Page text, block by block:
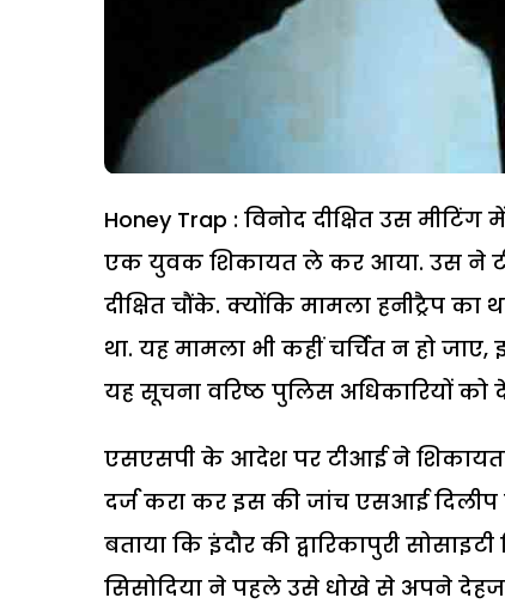
Honey Trap : विनोद दीक्षित उस
एक युवक शिकायत ले कर आया. उस ने
दीक्षित चौंके. क्योंकि मामला हनीट्रैप
था. यह मामला भी कहीं चर्चित न हो
यह सूचना वरिष्ठ पुलिस अधिकारियों को दे
एसएसपी के आदेश पर टीआई ने
दर्ज करा कर इस की जांच एसआई
बताया कि इंदौर की द्वारिकापुरी
सिसोदिया ने पहले उसे धोखे से अपने